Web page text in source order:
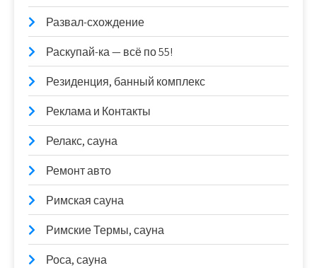
Развал-схождение
Раскупай-ка — всё по 55!
Резиденция, банный комплекс
Реклама и Контакты
Релакс, сауна
Ремонт авто
Римская сауна
Римские Термы, сауна
Роса, сауна